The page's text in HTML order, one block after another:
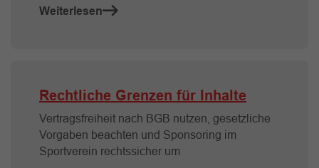
Weiterlesen
Rechtliche Grenzen für Inhalte
Vertragsfreiheit nach BGB nutzen, gesetzliche
Vorgaben beachten und Sponsoring im
Sportverein rechtssicher um